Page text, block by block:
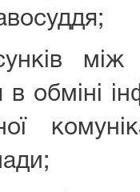
між
в обміні